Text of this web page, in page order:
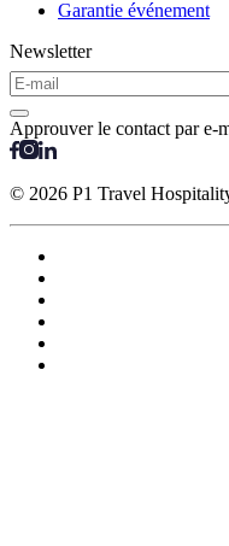
Garantie événement
Newsletter
Approuver le contact par e-
© 2026 P1 Travel